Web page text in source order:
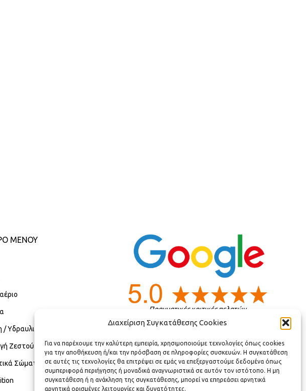
Διαχείριση Συγκατάθεσης Cookies
Για να παρέχουμε την καλύτερη εμπειρία, χρησιμοποιούμε τεχνολογίες όπως cookies
για την αποθήκευση ή/και την πρόσβαση σε πληροφορίες συσκευών. Η συγκατάθεση
σε αυτές τις τεχνολογίες θα επιτρέψει σε εμάς να επεξεργαστούμε δεδομένα όπως
συμπεριφορά περιήγησης ή μοναδικά αναγνωριστικά σε αυτόν τον ιστότοπο. Η μη
συγκατάθεση ή η ανάκληση της συγκατάθεσης, μπορεί να επηρεάσει αρνητικά
αρνητικά ορισμένες λειτουργίες και δυνατότητες.
ΜΕΝΟΎ
Υδραυλικά
Ζεστού Νερού Χρήσης
Σώματα
Πραγματικές κριτικές πελατών